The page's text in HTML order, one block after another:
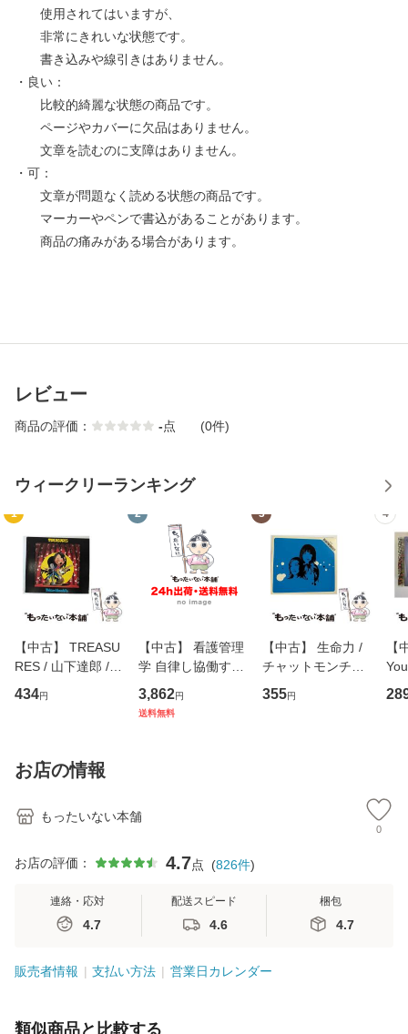
使用されてはいますが、
非常にきれいな状態です。
書き込みや線引きはありません。
・良い：
比較的綺麗な状態の商品です。
ページやカバーに欠品はありません。
文章を読むのに支障はありません。
・可：
文章が問題なく読める状態の商品です。
マーカーやペンで書込があることがあります。
商品の痛みがある場合があります。
レビュー
商品の評価： -点 (0件)
ウィークリーランキング
1
【中古】 TREASU
RES / 山下達郎 /
イーストウエス
ト・ジャパン [CD]
434円
2
【中古】 看護管理
学 自律し協働する
専門職の看護マネ
ジメントスキル 改
3,862円
送料無料
3
【中古】 生命力 /
チャットモンチー /
キューンレコード
[CD]【メール便送
355円
4
【
のが
お店の情報
もったいない本舗
0
お店の評価： 4.7点 (826件)
連絡・応対
4.7
配送スピード
4.6
梱包
4.7
販売者情報 支払い方法 営業日カレンダー
類似商品と比較する